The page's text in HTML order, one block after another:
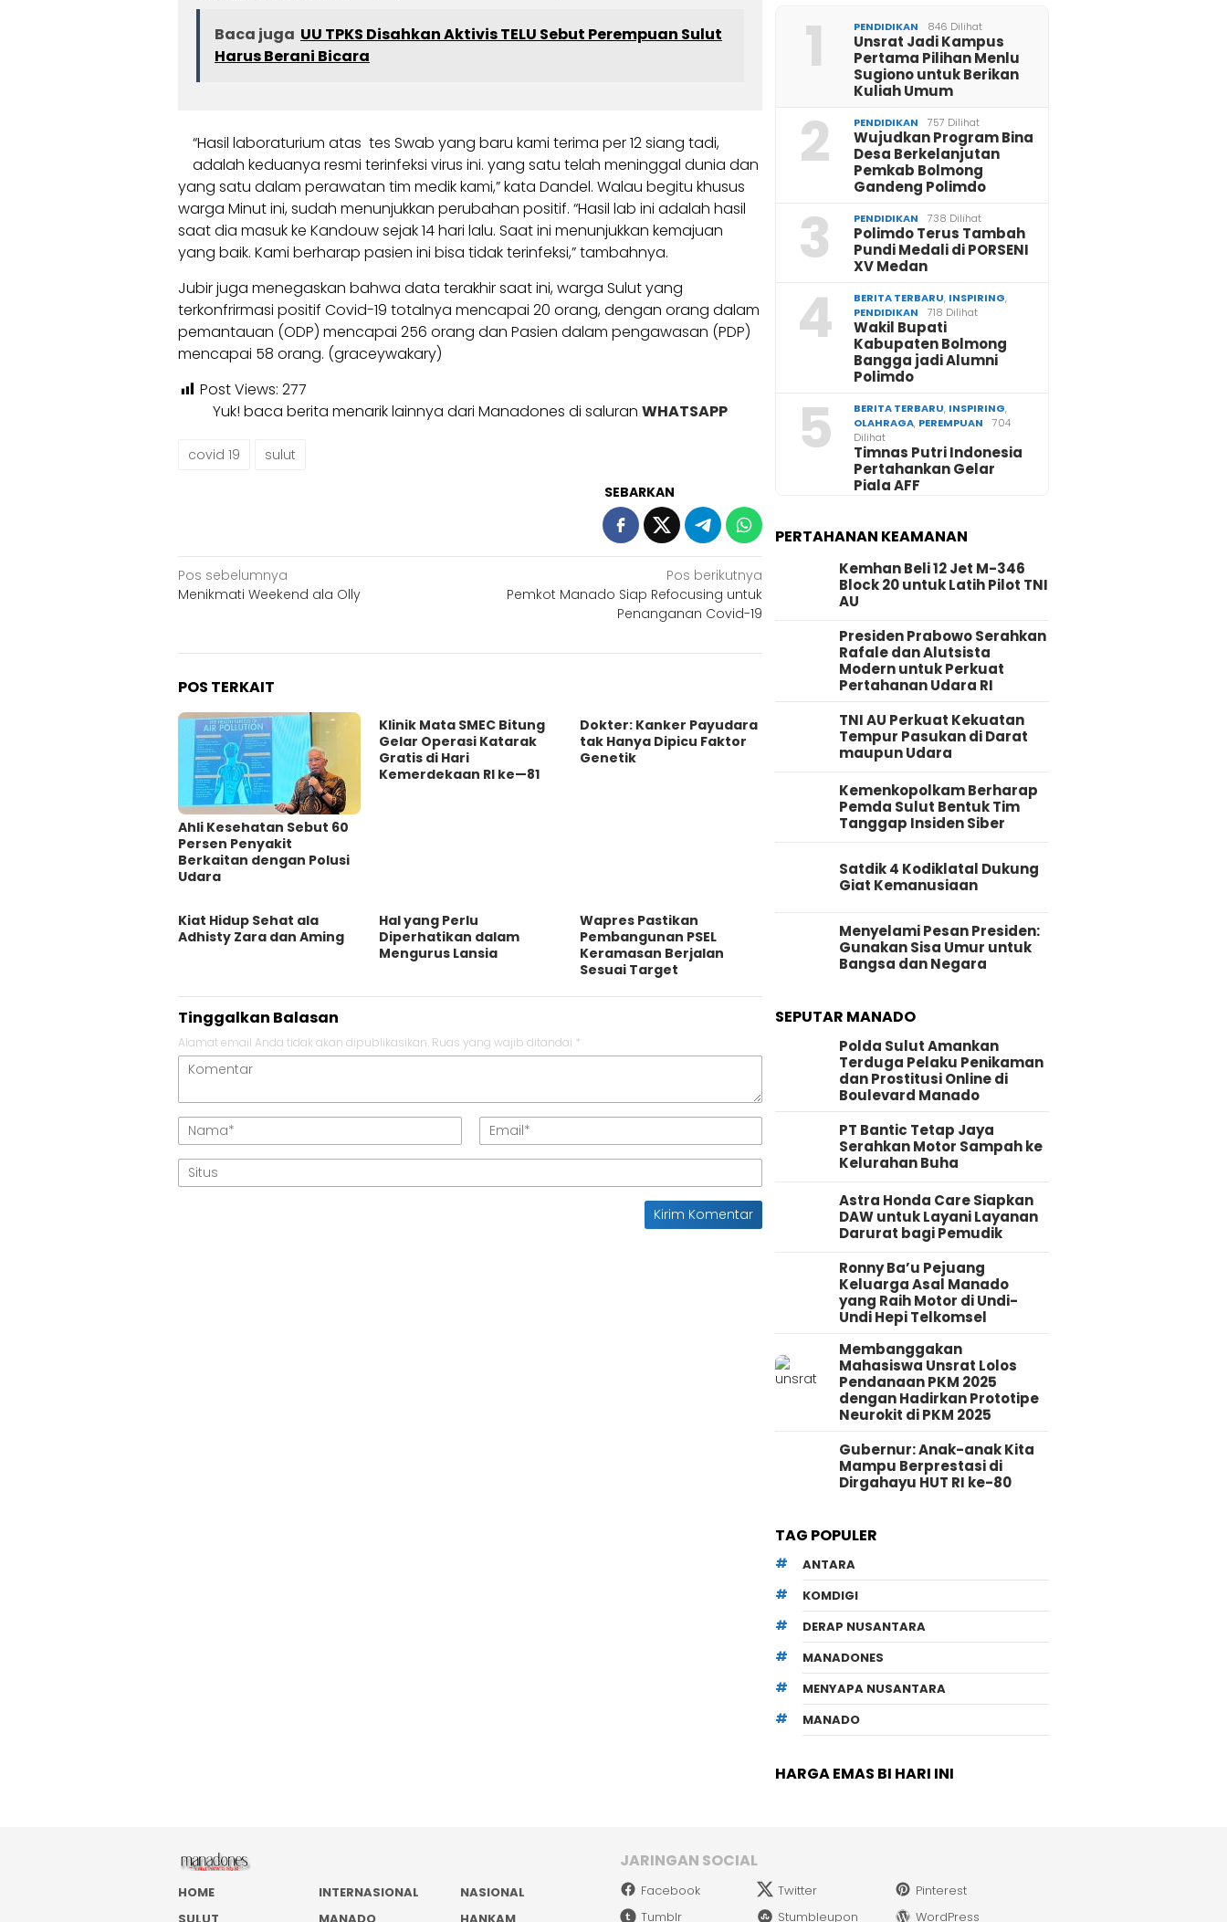
Baca juga UU TPKS Disahkan Aktivis TELU Sebut Perempuan Sulut
Harus Berani Bicara
“Hasil laboraturium atas tes Swab yang baru kami terima per 12 siang tadi,
adalah keduanya resmi terinfeksi virus ini. yang satu telah meninggal dunia dan
yang satu dalam perawatan tim medik kami,” kata Dandel. Walau begitu khusus
warga Minut ini, sudah menunjukkan perubahan positif. “Hasil lab ini adalah hasil
saat dia masuk ke Kandouw sejak 14 hari lalu. Saat ini menunjukkan kemajuan
yang baik. Kami berharap pasien ini bisa tidak terinfeksi,” tambahnya.
Jubir juga menegaskan bahwa data terakhir saat ini, warga Sulut yang
terkonfrirmasi positif Covid-19 totalnya mencapai 20 orang, dengan orang dalam
pemantauan (ODP) mencapai 256 orang dan Pasien dalam pengawasan (PDP)
mencapai 58 orang. (graceywakary)
Post Views: 277
Yuk! baca berita menarik lainnya dari Manadones di saluranWHATSAPP
covid 19 sulut
SEBARKAN
Navigasi
pos
Pos sebelumnya
Menikmati Weekend ala Olly
Pos berikutnya
Pemkot Manado Siap Refocusing untuk
Penanganan Covid-19
POS TERKAIT
Ahli Kesehatan Sebut 60
Persen Penyakit
Berkaitan dengan Polusi
Udara
Klinik Mata SMEC Bitung
Gelar Operasi Katarak
Gratis di Hari
Kemerdekaan RI ke—81
Dokter: Kanker Payudara
tak Hanya Dipicu Faktor
Genetik
Kiat Hidup Sehat ala
Adhisty Zara dan Aming
Hal yang Perlu
Diperhatikan dalam
Mengurus Lansia
Wapres Pastikan
Pembangunan PSEL
Keramasan Berjalan
Sesuai Target
Tinggalkan Balasan
Alamat email Anda tidak akan dipublikasikan. Ruas yang wajib ditandai *
1 PENDIDIKAN 846 Dilihat
Unsrat Jadi Kampus
Pertama Pilihan Menlu
Sugiono untuk Berikan
Kuliah Umum
2 PENDIDIKAN 757 Dilihat
Wujudkan Program Bina
Desa Berkelanjutan
Pemkab Bolmong
Gandeng Polimdo
3 PENDIDIKAN 738 Dilihat
Polimdo Terus Tambah
Pundi Medali di PORSENI
XV Medan
4 BERITA TERBARU, INSPIRING,
PENDIDIKAN
718 Dilihat
Wakil Bupati
Kabupaten Bolmong
Bangga jadi Alumni
Polimdo
5 BERITA TERBARU, INSPIRING,
OLAHRAGA, PEREMPUAN
704
Dilihat
Timnas Putri Indonesia
Pertahankan Gelar
Piala AFF
PERTAHANAN KEAMANAN
Kemhan Beli 12 Jet M-346
Block 20 untuk Latih Pilot TNI
AU
Presiden Prabowo Serahkan
Rafale dan Alutsista
Modern untuk Perkuat
Pertahanan Udara RI
TNI AU Perkuat Kekuatan
Tempur Pasukan di Darat
maupun Udara
Kemenkopolkam Berharap
Pemda Sulut Bentuk Tim
Tanggap Insiden Siber
Satdik 4 Kodiklatal Dukung
Giat Kemanusiaan
Menyelami Pesan Presiden:
Gunakan Sisa Umur untuk
Bangsa dan Negara
SEPUTAR MANADO
Polda Sulut Amankan
Terduga Pelaku Penikaman
dan Prostitusi Online di
Boulevard Manado
PT Bantic Tetap Jaya
Serahkan Motor Sampah ke
Kelurahan Buha
Astra Honda Care Siapkan
DAW untuk Layani Layanan
Darurat bagi Pemudik
Ronny Ba’u Pejuang
Keluarga Asal Manado
yang Raih Motor di Undi-
Undi Hepi Telkomsel
Membanggakan
Mahasiswa Unsrat Lolos
Pendanaan PKM 2025
dengan Hadirkan Prototipe
Neurokit di PKM 2025
Gubernur: Anak-anak Kita
Mampu Berprestasi di
Dirgahayu HUT RI ke-80
TAG POPULER
ANTARA
KOMDIGI
DERAP NUSANTARA
MANADONES
MENYAPA NUSANTARA
MANADO
HARGA EMAS BI HARI INI
HOME INTERNASIONAL
NASIONAL
JARINGAN SOCIAL
Facebook Twitter
Pinterest
Tumblr
Stumbleupon WordPress